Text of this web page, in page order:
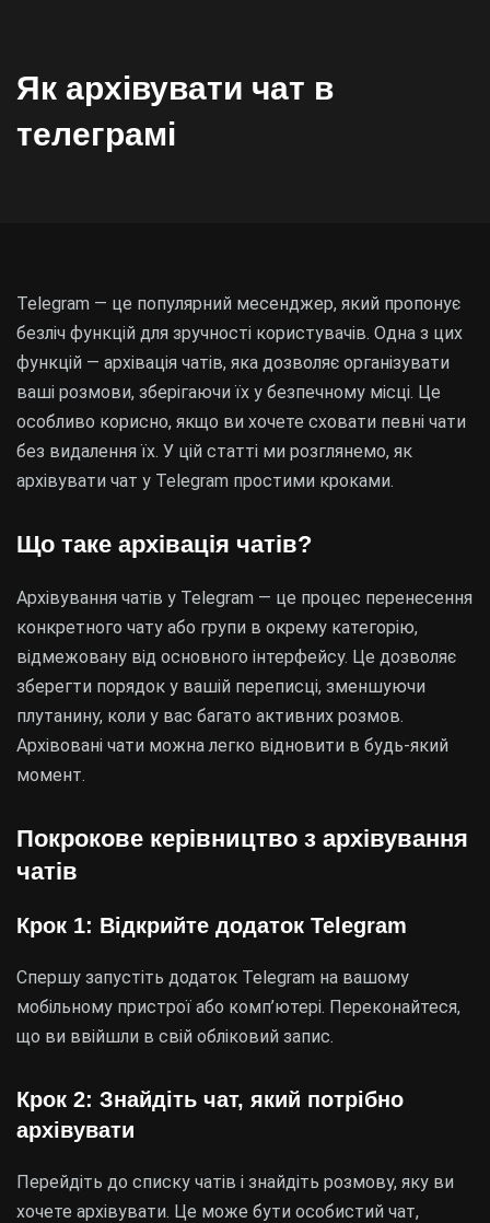
Як архівувати чат в
телеграмі
Telegram — це популярний месенджер, який пропонує
безліч функцій для зручності користувачів. Одна з цих
функцій — архівація чатів, яка дозволяє організувати
ваші розмови, зберігаючи їх у безпечному місці. Це
особливо корисно, якщо ви хочете сховати певні чати
без видалення їх. У цій статті ми розглянемо, як
архівувати чат у Telegram простими кроками.
Що таке архівація чатів?
Архівування чатів у Telegram — це процес перенесення
конкретного чату або групи в окрему категорію,
відмежовану від основного інтерфейсу. Це дозволяє
зберегти порядок у вашій переписці, зменшуючи
плутанину, коли у вас багато активних розмов.
Архівовані чати можна легко відновити в будь-який
момент.
Покрокове керівництво з архівування
чатів
Крок 1: Відкрийте додаток Telegram
Спершу запустіть додаток Telegram на вашому
мобільному пристрої або комп’ютері. Переконайтеся,
що ви ввійшли в свій обліковий запис.
Крок 2: Знайдіть чат, який потрібно
архівувати
Перейдіть до списку чатів і знайдіть розмову, яку ви
хочете архівувати. Це може бути особистий чат,